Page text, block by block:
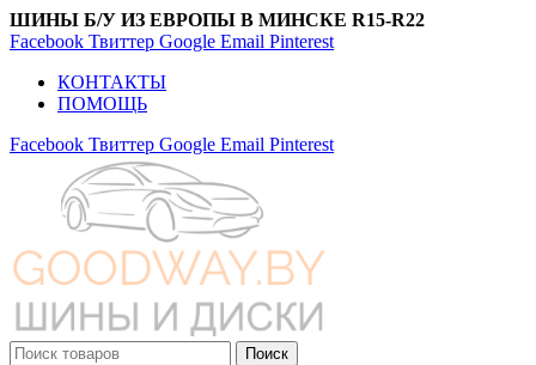
ШИНЫ Б/У ИЗ ЕВРОПЫ В МИНСКЕ R15-R22
Facebook Твиттер Google Email Pinterest
КОНТАКТЫ
ПОМОЩЬ
Facebook Твиттер Google Email Pinterest
Поиск